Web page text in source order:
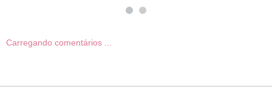
Carregando comentários ...